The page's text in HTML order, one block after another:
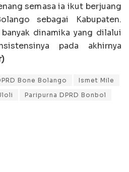
semasa ia ikut berjuang
sebagai Kabupaten.
dinamika yang dilalui
pada akhirnya
Bone Bolango
Ismet Mile
Paripurna DPRD Bonbol